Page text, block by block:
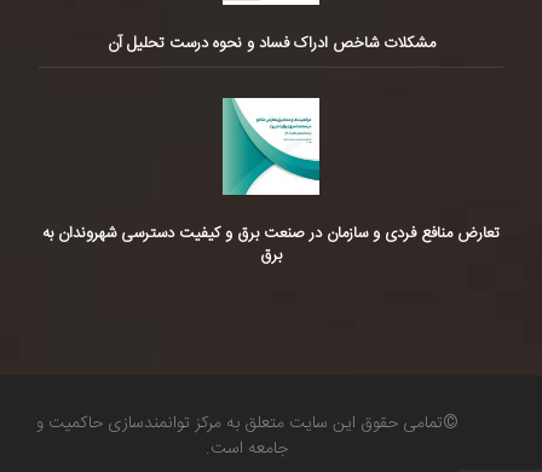
مشکلات شاخص ادراک فساد و نحوه درست تحلیل آن
تعارض منافع فردی و سازمان در صنعت برق و کیفیت دسترسی شهروندان به
برق
©تمامی حقوق این سایت متعلق به مرکز توانمندسازی حاکمیت و
جامعه است.